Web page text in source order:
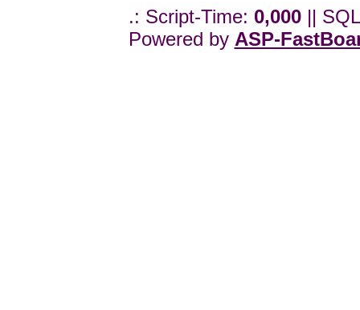
.: Script-Time: 0,000||
Powered by ASP-